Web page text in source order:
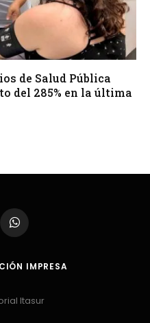
de Salud Pública
del 285% en la última
WhatsApp
IMPRESA
Itasur